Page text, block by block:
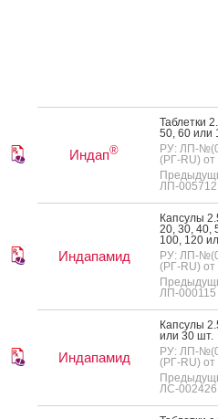
Индап®
Таб­летки
50, 60 или
РУ: ЛП-
(РГ-RU) от
ЛП-005712
Индапамид
Кап­су­лы
20, 30, 40,
100, 120
РУ: ЛП-
(РГ-RU) от
ЛП-000115
Индапамид
Кап­су­лы
или 30 шт.
РУ: ЛП-
(РГ-RU) от
ЛС-002426